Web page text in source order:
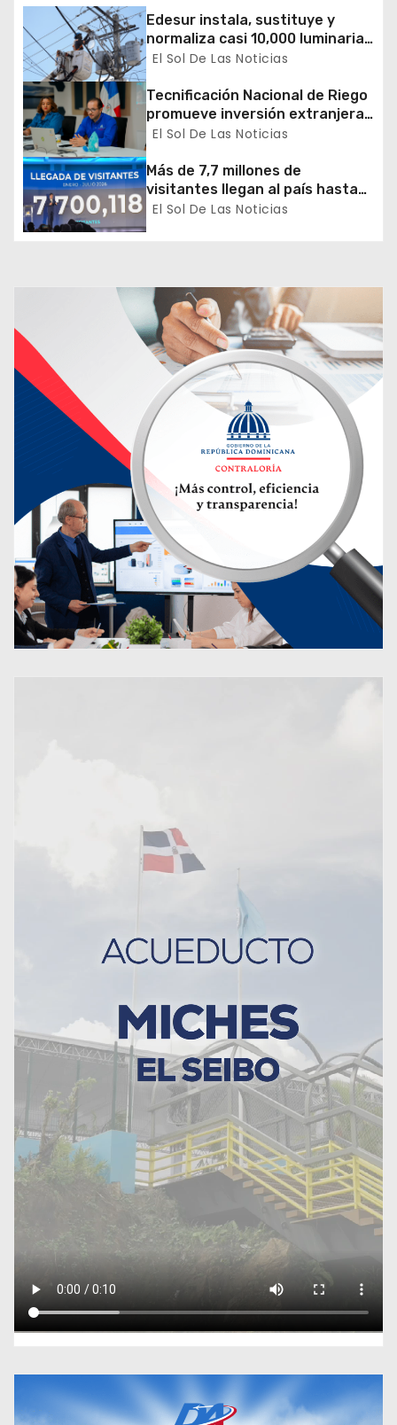
e
e
n
t
r
a
d
Edesur instala, sustituye y
normaliza casi 10,000 luminarias
en 12 demarcaciones
El Sol De Las Noticias
Tecnificación Nacional de Riego
promueve inversión extranjera
en agricultura y riego
El Sol De Las Noticias
Más de 7,7 millones de
visitantes llegan al país hasta
julio
El Sol De Las Noticias